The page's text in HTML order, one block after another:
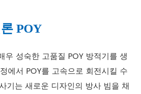
POY
우 성숙한 고품질 POY 방적기를 생
에서 POY를 고속으로 회전시킬 수
기는 새로운 디자인의 방사 빔을 채